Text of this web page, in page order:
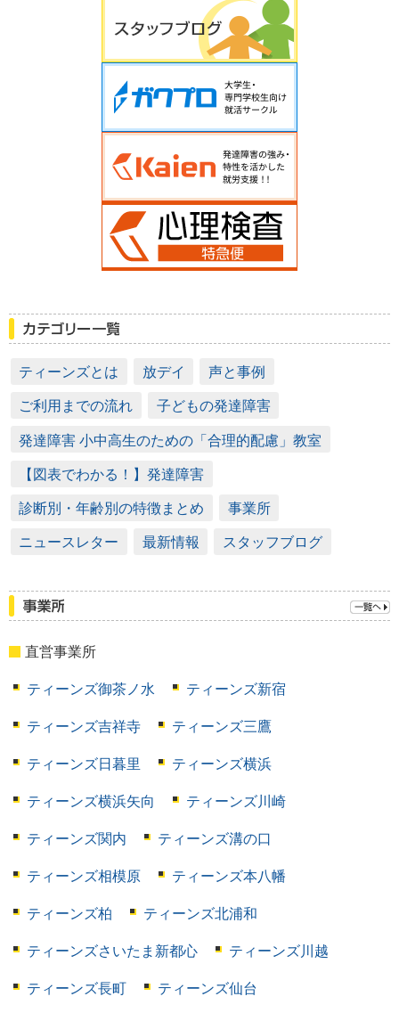
ティーンズとは 放デイ 声と事例
ご利用までの流れ 子どもの発達障害
発達障害 小中高生のための「合理的配慮」教室
【図表でわかる！】発達障害
診断別・年齢別の特徴まとめ 事業所
ニュースレター 最新情報 スタッフブログ
直営事業所
ティーンズ御茶ノ水 ティーンズ新宿
ティーンズ吉祥寺 ティーンズ三鷹
ティーンズ日暮里 ティーンズ横浜
ティーンズ横浜矢向 ティーンズ川崎
ティーンズ関内 ティーンズ溝の口
ティーンズ相模原 ティーンズ本八幡
ティーンズ柏 ティーンズ北浦和
ティーンズさいたま新都心 ティーンズ川越
ティーンズ長町 ティーンズ仙台